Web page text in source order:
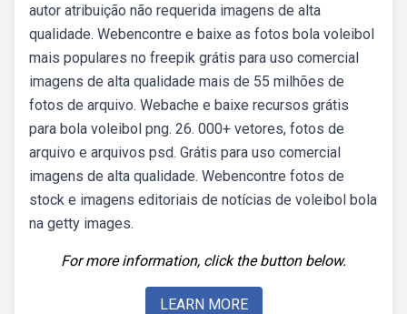
autor atribuição não requerida imagens de alta
qualidade. Webencontre e baixe as fotos bola voleibol
mais populares no freepik grátis para uso comercial
imagens de alta qualidade mais de 55 milhões de
fotos de arquivo. Webache e baixe recursos grátis
para bola voleibol png. 26. 000+ vetores, fotos de
arquivo e arquivos psd. Grátis para uso comercial
imagens de alta qualidade. Webencontre fotos de
stock e imagens editoriais de notícias de voleibol bola
na getty images.
For more information, click the button below.
LEARN MORE